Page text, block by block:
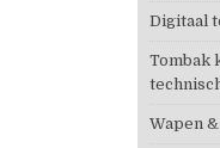
Digitaal
Tombak
Wapen